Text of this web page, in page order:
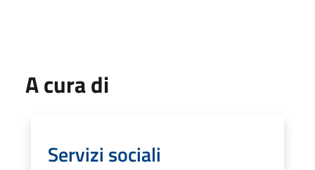
A cura di
Servizi sociali